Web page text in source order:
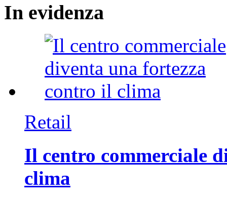
In evidenza
Retail
Il centro commerciale
clima